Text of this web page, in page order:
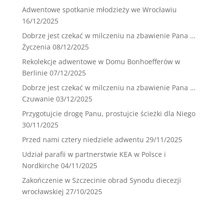
Adwentowe spotkanie młodzieży we Wrocławiu
16/12/2025
Dobrze jest czekać w milczeniu na zbawienie Pana …
Życzenia 08/12/2025
Rekolekcje adwentowe w Domu Bonhoefferów w
Berlinie 07/12/2025
Dobrze jest czekać w milczeniu na zbawienie Pana …
Czuwanie 03/12/2025
Przygotujcie drogę Panu, prostujcie ścieżki dla Niego
30/11/2025
Przed nami cztery niedziele adwentu 29/11/2025
Udział parafii w partnerstwie KEA w Polsce i
Nordkirche 04/11/2025
Zakończenie w Szczecinie obrad Synodu diecezji
wrocławskiej 27/10/2025